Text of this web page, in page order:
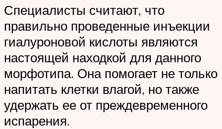
Специалисты считают, что
правильно проведенные инъекции
гиалуроновой кислоты являются
настоящей находкой для данного
морфотипа. Она помогает не только
напитать клетки влагой, но также
удержать ее от преждевременного
испарения.